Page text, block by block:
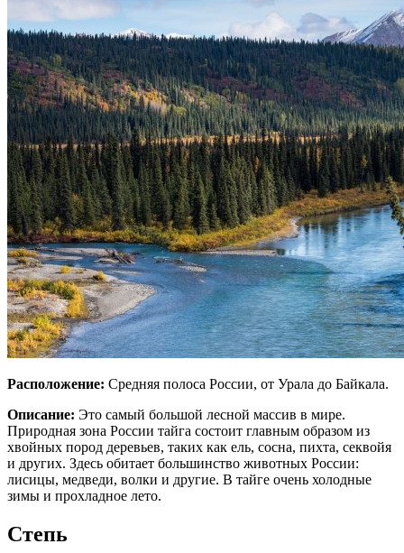
Расположение: Средняя полоса России, от Урала до Байкала.
Описание: Это самый большой лесной массив в мире.
Природная зона России тайга состоит главным образом из
хвойных пород деревьев, таких как ель, сосна, пихта, секвойя
и других. Здесь обитает большинство животных России:
лисицы, медведи, волки и другие. В тайге очень холодные
зимы и прохладное лето.
Степь